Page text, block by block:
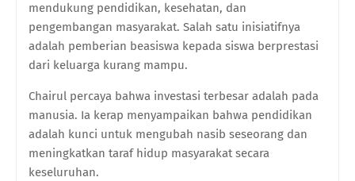
mendukung pendidikan, kesehatan, dan
pengembangan masyarakat. Salah satu inisiatifnya
adalah pemberian beasiswa kepada siswa berprestasi
dari keluarga kurang mampu.
Chairul percaya bahwa investasi terbesar adalah pada
manusia. Ia kerap menyampaikan bahwa pendidikan
adalah kunci untuk mengubah nasib seseorang dan
meningkatkan taraf hidup masyarakat secara
keseluruhan.